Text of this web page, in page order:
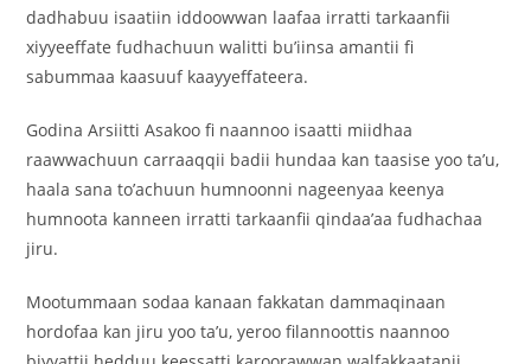
dadhabuu isaatiin iddoowwan laafaa irratti tarkaanfii
xiyyeeffate fudhachuun walitti bu’iinsa amantii fi
sabummaa kaasuuf kaayyeffateera.
Godina Arsiitti Asakoo fi naannoo isaatti miidhaa
raawwachuun carraaqqii badii hundaa kan taasise yoo ta’u,
haala sana to’achuun humnoonni nageenyaa keenya
humnoota kanneen irratti tarkaanfii qindaa’aa fudhachaa
jiru.
Mootummaan sodaa kanaan fakkatan dammaqinaan
hordofaa kan jiru yoo ta’u, yeroo filannoottis naannoo